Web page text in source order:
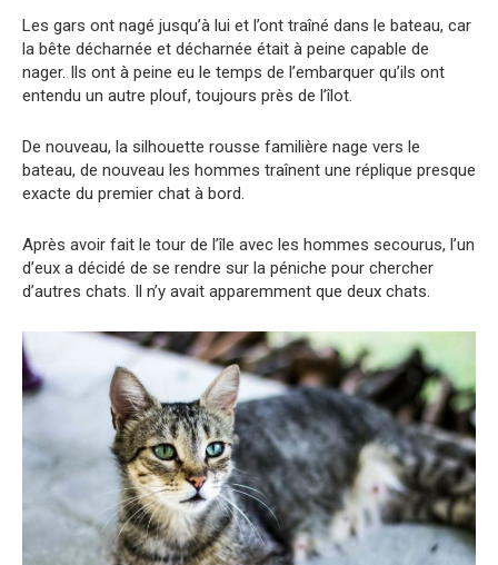
Les gars ont nagé jusqu’à lui et l’ont traîné dans le bateau, car
la bête décharnée et décharnée était à peine capable de
nager. Ils ont à peine eu le temps de l’embarquer qu’ils ont
entendu un autre plouf, toujours près de l’îlot.
De nouveau, la silhouette rousse familière nage vers le
bateau, de nouveau les hommes traînent une réplique presque
exacte du premier chat à bord.
Après avoir fait le tour de l’île avec les hommes secourus, l’un
d’eux a décidé de se rendre sur la péniche pour chercher
d’autres chats. Il n’y avait apparemment que deux chats.